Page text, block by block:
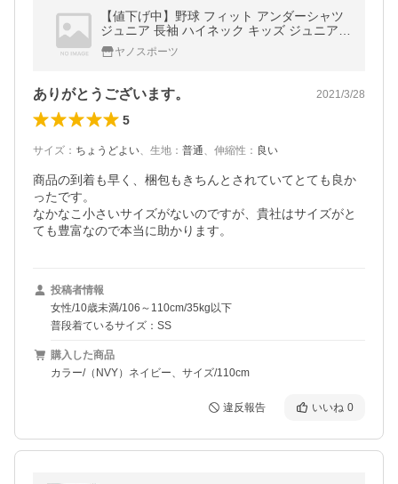
【値下げ中】野球 フィット アンダーシャツ
ジュニア 長袖 ハイネック キッズ ジュニア
少年 100cm〜160cm 子供 小学生 幼稚園 イ
ンナー ピチピチ
ヤノスポーツ
ありがとうございます。 2021/3/28
5
サイズ ： ちょうどよい、 生地 ： 普通、 伸縮性 ： 良い
商品の到着も早く、梱包もきちんとされていてとても良か
ったです。
なかなこ小さいサイズがないのですが、貴社はサイズがと
ても豊富なので本当に助かります。
投稿者情報
女性/10歳未満/106～110cm/35kg以下
普段着ているサイズ：SS
購入した商品
カラー/（NVY）ネイビー、サイズ/110cm
違反報告 いいね 0